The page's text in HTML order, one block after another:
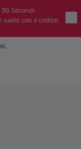
29 Secondi
saldo con il codice: